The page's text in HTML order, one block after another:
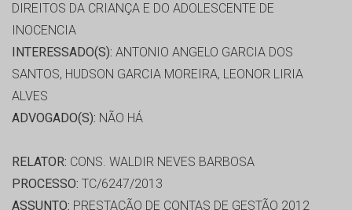
DIREITOS DA CRIANÇA E DO ADOLESCENTE DE
INOCENCIA
INTERESSADO(S): ANTONIO ANGELO GARCIA DOS
SANTOS, HUDSON GARCIA MOREIRA, LEONOR LIRIA
ALVES
ADVOGADO(S): NÃO HÁ
RELATOR: CONS. WALDIR NEVES BARBOSA
PROCESSO: TC/6247/2013
ASSUNTO: PRESTAÇÃO DE CONTAS DE GESTÃO 2012